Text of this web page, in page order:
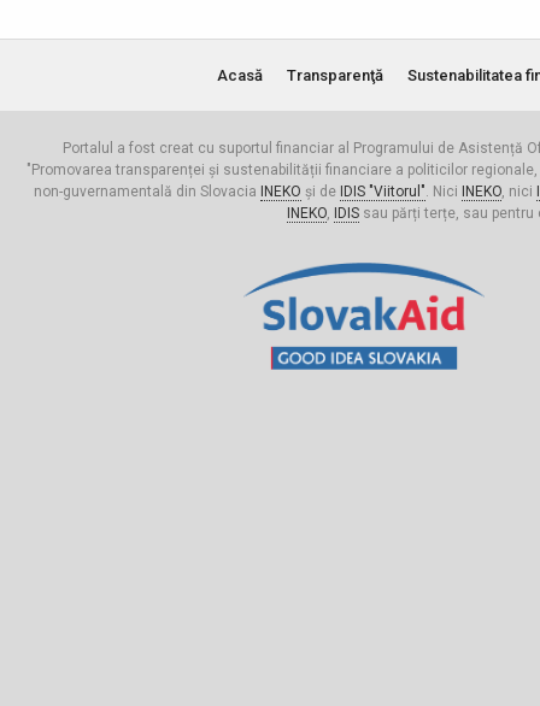
Acasă Transparenţă Sustenabilitatea
Portalul a fost creat cu suportul financiar al Programului de Asistență
"Promovarea transparenței și sustenabilității financiare a politicilor
non-guvernamentală din Slovacia
INEKO și de IDIS "Viitorul". Nici INEKO, nici
INEKO, IDISsau părți terțe, sau pentru